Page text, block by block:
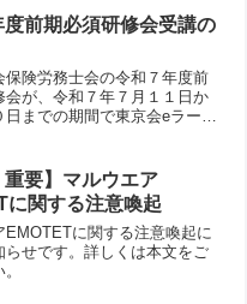
度前期必須研修会受講の
保険労務士会の令和７年度前
会が、令和７年７月１１日か
日までの期間で東京会eラーニ
、よろしくお願いいたしま
重要】マルウエア
に関する注意喚起
EMOTETに関する注意喚起に
らせです。詳しくは本文をご